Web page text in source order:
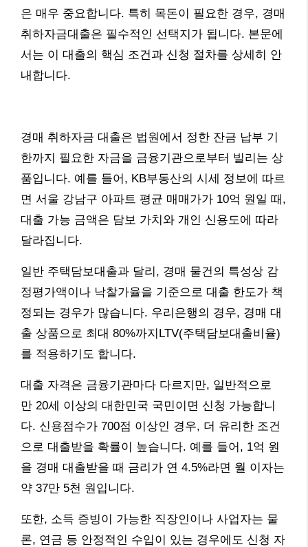
은 매우 중요합니다. 특히 목돈이 필요한 경우, 경매
취하자금대출은 필수적인 선택지가 됩니다. 본문에
서는 이 대출의 핵심 조건과 신청 절차를 상세히 안
내합니다.
경매 취하자금 대출은 법원에서 정한 잔금 납부 기
한까지 필요한 자금을 금융기관으로부터 빌리는 상
품입니다. 예를 들어, KB부동산의 시세 정보에 따르
면 서울 강남구 아파트 평균 매매가가 10억 원일 때,
대출 가능 금액은 담보 가치와 개인 신용도에 따라
달라집니다.
일반 주택담보대출과 달리, 경매 물건의 특성상 감
정평가액이나 낙찰가율을 기준으로 대출 한도가 책
정되는 경우가 많습니다. 우리은행의 경우, 경매 대
출 상품으로 최대 80%까지LTV(주택담보대출비율)
를 적용하기도 합니다.
대출 자격은 금융기관마다 다르지만, 일반적으로
만 20세 이상의 대한민국 국민이면 신청 가능합니
다. 신용점수가 700점 이상인 경우, 더 유리한 조건
으로 대출받을 확률이 높습니다. 예를 들어, 1억 원
을 경매 대출받을 때 금리가 연 4.5%라면 월 이자는
약 37만 5천 원입니다.
또한, 소득 증빙이 가능한 직장인이나 사업자는 물
론, 연금 등 안정적인 수입이 있는 경우에도 신청 자